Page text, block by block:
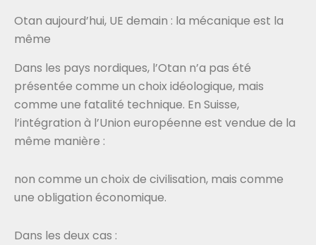
Otan aujourd’hui, UE demain : la mécanique est la
même
Dans les pays nordiques, l’Otan n’a pas été
présentée comme un choix idéologique, mais
comme une fatalité technique. En Suisse,
l’intégration à l’Union européenne est vendue de la
même manière :
non comme un choix de civilisation, mais comme
une obligation économique.
Dans les deux cas :